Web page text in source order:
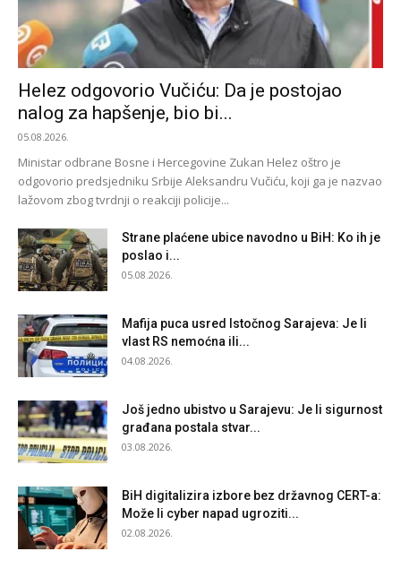
Helez odgovorio Vučiću: Da je postojao
nalog za hapšenje, bio bi...
05.08.2026.
Ministar odbrane Bosne i Hercegovine Zukan Helez oštro je
odgovorio predsjedniku Srbije Aleksandru Vučiću, koji ga je nazvao
lažovom zbog tvrdnji o reakciji policije...
Strane plaćene ubice navodno u BiH: Ko ih je
poslao i...
05.08.2026.
Mafija puca usred Istočnog Sarajeva: Je li
vlast RS nemoćna ili...
04.08.2026.
Još jedno ubistvo u Sarajevu: Je li sigurnost
građana postala stvar...
03.08.2026.
BiH digitalizira izbore bez državnog CERT-a:
Može li cyber napad ugroziti...
02.08.2026.